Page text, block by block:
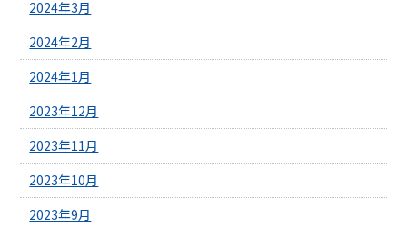
2024年3月
2024年2月
2024年1月
2023年12月
2023年11月
2023年10月
2023年9月